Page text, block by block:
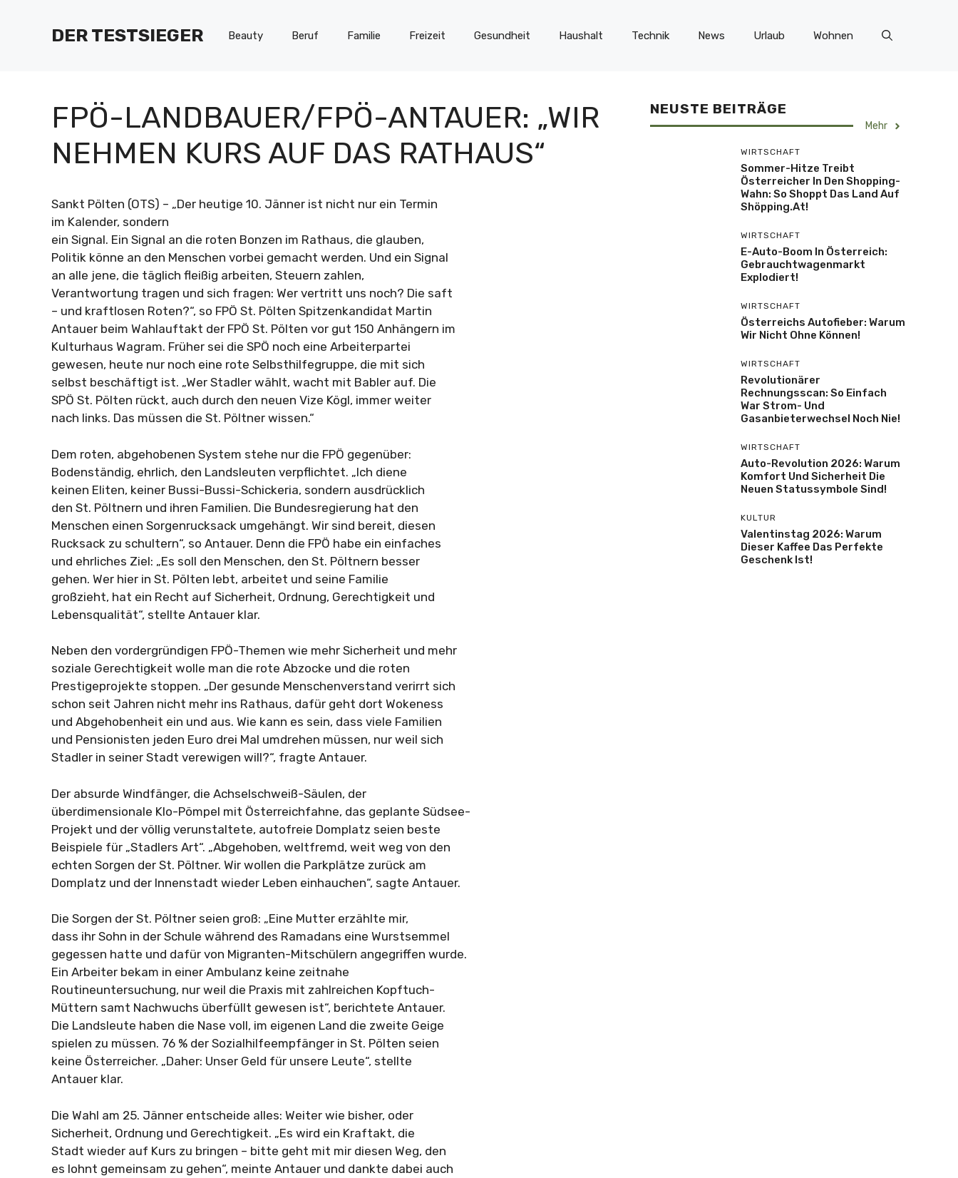
DER TESTSIEGER Beauty Beruf Familie Freizeit Gesundheit Haushalt Technik News Urlaub Wohnen
FPÖ-LANDBAUER/FPÖ-ANTAUER: „WIR
NEHMEN KURS AUF DAS RATHAUS“
Sankt Pölten (OTS) – „Der heutige 10. Jänner ist nicht nur ein Termin
im Kalender, sondern
ein Signal. Ein Signal an die roten Bonzen im Rathaus, die glauben,
Politik könne an den Menschen vorbei gemacht werden. Und ein Signal
an alle jene, die täglich fleißig arbeiten, Steuern zahlen,
Verantwortung tragen und sich fragen: Wer vertritt uns noch? Die saft
– und kraftlosen Roten?“, so FPÖ St. Pölten Spitzenkandidat Martin
Antauer beim Wahlauftakt der FPÖ St. Pölten vor gut 150 Anhängern im
Kulturhaus Wagram. Früher sei die SPÖ noch eine Arbeiterpartei
gewesen, heute nur noch eine rote Selbsthilfegruppe, die mit sich
selbst beschäftigt ist. „Wer Stadler wählt, wacht mit Babler auf. Die
SPÖ St. Pölten rückt, auch durch den neuen Vize Kögl, immer weiter
nach links. Das müssen die St. Pöltner wissen.“
Dem roten, abgehobenen System stehe nur die FPÖ gegenüber:
Bodenständig, ehrlich, den Landsleuten verpflichtet. „Ich diene
keinen Eliten, keiner Bussi-Bussi-Schickeria, sondern ausdrücklich
den St. Pöltnern und ihren Familien. Die Bundesregierung hat den
Menschen einen Sorgenrucksack umgehängt. Wir sind bereit, diesen
Rucksack zu schultern“, so Antauer. Denn die FPÖ habe ein einfaches
und ehrliches Ziel: „Es soll den Menschen, den St. Pöltnern besser
gehen. Wer hier in St. Pölten lebt, arbeitet und seine Familie
großzieht, hat ein Recht auf Sicherheit, Ordnung, Gerechtigkeit und
Lebensqualität“, stellte Antauer klar.
Neben den vordergründigen FPÖ-Themen wie mehr Sicherheit und mehr
soziale Gerechtigkeit wolle man die rote Abzocke und die roten
Prestigeprojekte stoppen. „Der gesunde Menschenverstand verirrt sich
schon seit Jahren nicht mehr ins Rathaus, dafür geht dort Wokeness
und Abgehobenheit ein und aus. Wie kann es sein, dass viele Familien
und Pensionisten jeden Euro drei Mal umdrehen müssen, nur weil sich
Stadler in seiner Stadt verewigen will?“, fragte Antauer.
Der absurde Windfänger, die Achselschweiß-Säulen, der
überdimensionale Klo-Pömpel mit Österreichfahne, das geplante Südsee-
Projekt und der völlig verunstaltete, autofreie Domplatz seien beste
Beispiele für „Stadlers Art“. „Abgehoben, weltfremd, weit weg von den
echten Sorgen der St. Pöltner. Wir wollen die Parkplätze zurück am
Domplatz und der Innenstadt wieder Leben einhauchen“, sagte Antauer.
Die Sorgen der St. Pöltner seien groß: „Eine Mutter erzählte mir,
dass ihr Sohn in der Schule während des Ramadans eine Wurstsemmel
gegessen hatte und dafür von Migranten-Mitschülern angegriffen wurde.
Ein Arbeiter bekam in einer Ambulanz keine zeitnahe
Routineuntersuchung, nur weil die Praxis mit zahlreichen Kopftuch-
Müttern samt Nachwuchs überfüllt gewesen ist“, berichtete Antauer.
Die Landsleute haben die Nase voll, im eigenen Land die zweite Geige
spielen zu müssen. 76 % der Sozialhilfeempfänger in St. Pölten seien
keine Österreicher. „Daher: Unser Geld für unsere Leute“, stellte
Antauer klar.
Die Wahl am 25. Jänner entscheide alles: Weiter wie bisher, oder
Sicherheit, Ordnung und Gerechtigkeit. „Es wird ein Kraftakt, die
Stadt wieder auf Kurs zu bringen – bitte geht mit mir diesen Weg, den
es lohnt gemeinsam zu gehen“, meinte Antauer und dankte dabei auch
NEUSTE BEITRÄGE
Mehr
WIRTSCHAFT
Sommer-Hitze Treibt
Österreicher In Den Shopping-
Wahn: So Shoppt Das Land Auf
Shöpping.at!
WIRTSCHAFT
E-Auto-Boom In Österreich:
Gebrauchtwagenmarkt
Explodiert!
WIRTSCHAFT
Österreichs Autofieber: Warum
Wir Nicht Ohne Können!
WIRTSCHAFT
Revolutionärer
Rechnungsscan: So Einfach
War Strom- Und
Gasanbieterwechsel Noch Nie!
WIRTSCHAFT
Auto-Revolution 2026: Warum
Komfort Und Sicherheit Die
Neuen Statussymbole Sind!
KULTUR
Valentinstag 2026: Warum
Dieser Kaffee Das Perfekte
Geschenk Ist!